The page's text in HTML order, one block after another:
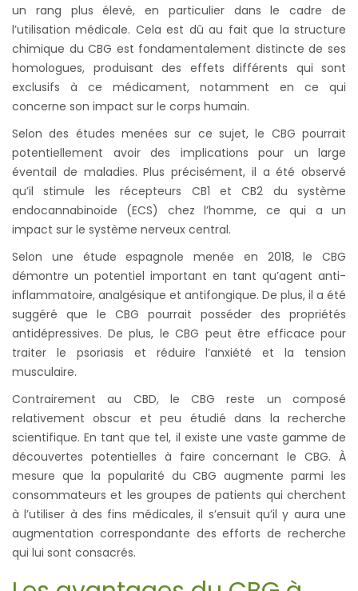
un rang plus élevé, en particulier dans le cadre de
l’utilisation médicale. Cela est dû au fait que la structure
chimique du CBG est fondamentalement distincte de ses
homologues, produisant des effets différents qui sont
exclusifs à ce médicament, notamment en ce qui
concerne son impact sur le corps humain.
Selon des études menées sur ce sujet, le CBG pourrait
potentiellement avoir des implications pour un large
éventail de maladies. Plus précisément, il a été observé
qu’il stimule les récepteurs CB1 et CB2 du système
endocannabinoïde (ECS) chez l’homme, ce qui a un
impact sur le système nerveux central.
Selon une étude espagnole menée en 2018, le CBG
démontre un potentiel important en tant qu’agent anti-
inflammatoire, analgésique et antifongique. De plus, il a été
suggéré que le CBG pourrait posséder des propriétés
antidépressives. De plus, le CBG peut être efficace pour
traiter le psoriasis et réduire l’anxiété et la tension
musculaire.
Contrairement au CBD, le CBG reste un composé
relativement obscur et peu étudié dans la recherche
scientifique. En tant que tel, il existe une vaste gamme de
découvertes potentielles à faire concernant le CBG. À
mesure que la popularité du CBG augmente parmi les
consommateurs et les groupes de patients qui cherchent
à l’utiliser à des fins médicales, il s’ensuit qu’il y aura une
augmentation correspondante des efforts de recherche
qui lui sont consacrés.